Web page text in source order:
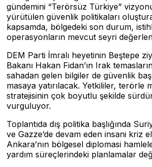
gündemini “Terörsüz Türkiye”
yürütülen güvenlik politikaları
kapsamda, bölgedeki son durum,
operasyonların mevcut seyri
DEM Parti İmralı heyetinin Beştepe
Bakanı Hakan Fidan’ın Irak
sahadan gelen bilgiler de güvenlik
masaya yatırılacak. Yetkililer, terörle
stratejisinin çok boyutlu şekilde
vurguluyor.
Toplantıda dış politika başlığında
ve Gazze’de devam eden insani kriz
Ankara’nın bölgesel diplomasi
yardım süreçlerindeki planlamalar